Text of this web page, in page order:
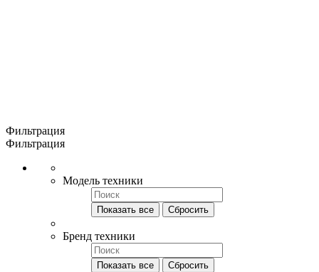
Фильтрация
Фильтрация
Модель техники
Показать все Сбросить
Бренд техники
Показать все Сбросить